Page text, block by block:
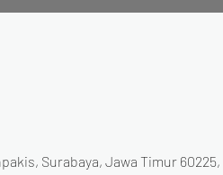
Surabaya, Jawa Timur